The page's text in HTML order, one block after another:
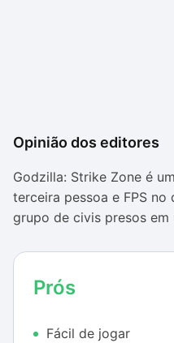
Opinião dos editores
Godzilla: Strike Zone é
terceira pessoa e FPS
grupo de civis presos
então você precisa
lagartão ataque a todos
missão.
Este jogo se destaca
Prós
Fácil de jogar